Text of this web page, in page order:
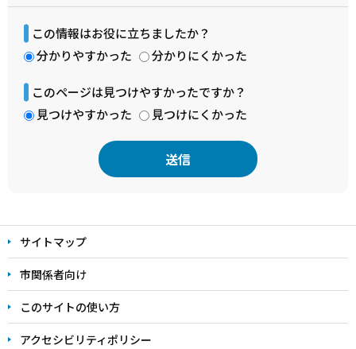
この情報はお役に立ちましたか？
分かりやすかった
分かりにくかった
このページは見つけやすかったですか？
見つけやすかった
見つけにくかった
文
こ
こ
ま
で
サイトマップ
市関係者向け
このサイトの使い方
アクセシビリティポリシー